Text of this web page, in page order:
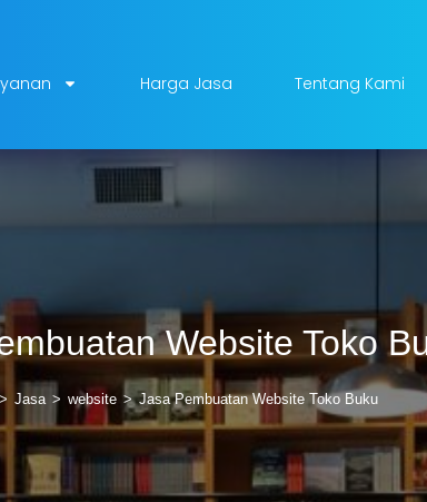
Harga Jasa Tentang Kami
Website Toko
> Jasa > website > Jasa Pembuatan Website Toko Buku